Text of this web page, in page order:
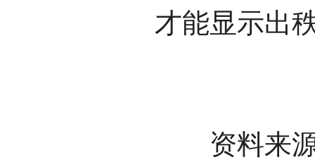
才能显示出
资料来